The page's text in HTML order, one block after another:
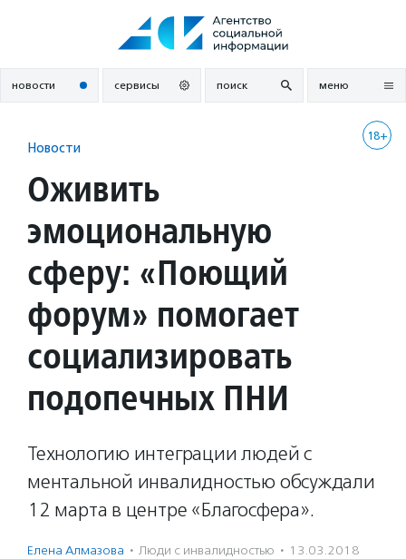
новости сервисы поиск меню
18+
Новости
Оживить
эмоциональную
сферу: «Поющий
форум» помогает
социализировать
подопечных ПНИ
Технологию интеграции людей с
ментальной инвалидностью обсуждали
12 марта в центре «Благосфера».
Елена Алмазова · Люди с инвалидностью · 13.03.2018